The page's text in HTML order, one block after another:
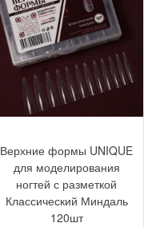
Верхние формы UNIQUE
для моделирования
ногтей с разметкой
Классический Миндаль
120шт